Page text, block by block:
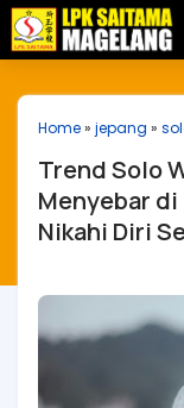
Home» jepang »
Trend Solo
Menyebar di
Nikahi Diri